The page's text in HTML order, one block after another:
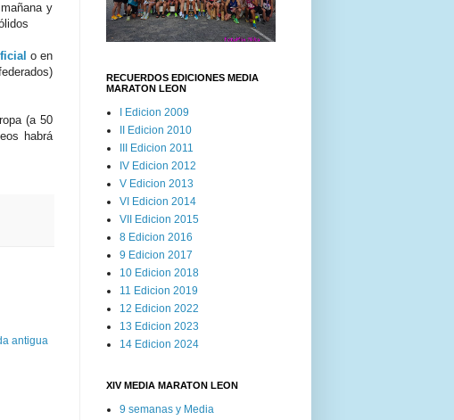
y
o en
(a 50
habrá
antigua
RECUERDOS EDICIONES MEDIA
MARATON LEON
I Edicion 2009
II Edicion 2010
III Edicion 2011
IV Edicion 2012
V Edicion 2013
VI Edicion 2014
VII Edicion 2015
8 Edicion 2016
9 Edicion 2017
10 Edicion 2018
11 Edicion 2019
12 Edicion 2022
13 Edicion 2023
14 Edicion 2024
XIV MEDIA MARATON LEON
9 semanas y Media